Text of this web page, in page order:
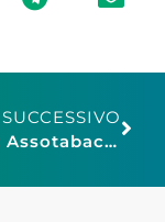
SUCCESSIVO
Imprese: Assotabaccai Confesercenti, bene Minenna su esclusione di generi monopolio, valori postali e bollati da obbligo POS